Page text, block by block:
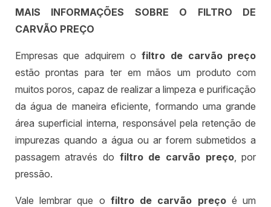
MAIS INFORMAÇÕES SOBRE O FILTRO DE
CARVÃO PREÇO
Empresas que adquirem o filtro de carvão preço
estão prontas para ter em mãos um produto com
muitos poros, capaz de realizar a limpeza e purificação
da água de maneira eficiente, formando uma grande
área superficial interna, responsável pela retenção de
impurezas quando a água ou ar forem submetidos a
passagem através do filtro de carvão preço, por
pressão.
Vale lembrar que o filtro de carvão preçoé um